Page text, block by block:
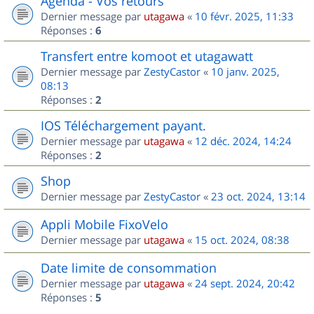
Dernier message par utagawa « 10 févr. 2025, 11:33
Réponses : 6
Transfert entre komoot et utagawatt
Dernier message par ZestyCastor « 10 janv. 2025,
08:13
Réponses : 2
IOS Téléchargement payant.
Dernier message par utagawa « 12 déc. 2024, 14:24
Réponses : 2
Shop
Dernier message par ZestyCastor « 23 oct. 2024, 13:14
Appli Mobile FixoVelo
Dernier message par utagawa « 15 oct. 2024, 08:38
Date limite de consommation
Dernier message par utagawa « 24 sept. 2024, 20:42
Réponses : 5